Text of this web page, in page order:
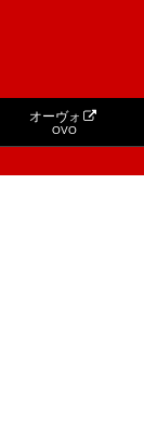
オーヴォ
OVO